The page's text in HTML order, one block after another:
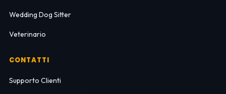
Wedding Dog Sitter
Veterinario
CONTATTI
Supporto Clienti